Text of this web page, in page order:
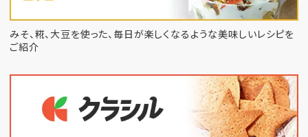
みそ、糀、大豆を使った、毎日が楽しくなるような美味しいレシピを
ご紹介